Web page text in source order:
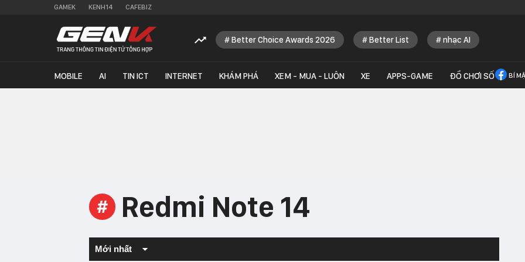
GAMEK KENH14 CAFEBIZ
Better Choice Awards 2026 Better List nhạc AI
MOBILE AI TIN ICT INTERNET KHÁM PHÁ XEM - MUA - LUÔN XE APPS-GAME ĐỒ CHƠI SỐ BÍ
# Redmi Note 14
Mới nhất